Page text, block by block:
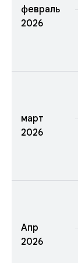
февраль
2026
март
2026
Апр
2026